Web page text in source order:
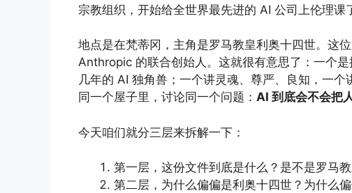
宗教组织，开始给全世界最先进的 AI 公司上伦理课
地点是在梵蒂冈，主角是罗马教皇利奥十四世。这
Anthropic 的联合创始人。这就很有意思了：一个
几年的 AI 独角兽；一个讲灵魂、尊严、良知，一
同一个屋子里，讨论同一个问题： AI 到底会不会把
今天咱们就分三层来拆解一下：
第一层，这份文件到底是什么？是不是罗马
第二层，为什么偏偏是利奥十四世？为什么